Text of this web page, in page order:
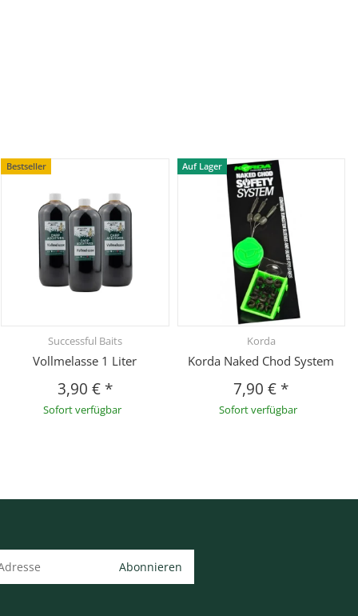
Bestseller
Successful Baits
Vollmelasse 1 Liter
3,90 € *
Sofort verfügbar
Auf Lager
Korda
Korda Naked Chod System
7,90 € *
Sofort verfügbar
Abonnieren